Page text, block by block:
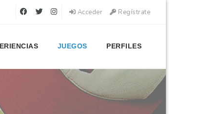
Acceder Regístrate
JUEGOS PERFILES